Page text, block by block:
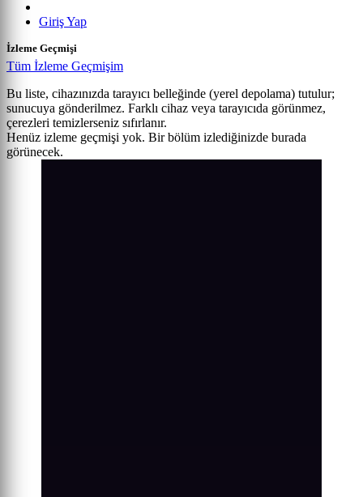
Giriş Yap
İzleme Geçmişi
Tüm İzleme Geçmişim
Bu liste, cihazınızda tarayıcı belleğinde (yerel depolama) tutulur;
sunucuya gönderilmez. Farklı cihaz veya tarayıcıda görünmez,
çerezleri temizlerseniz sıfırlanır.
Henüz izleme geçmişi yok. Bir bölüm izlediğinizde burada
görünecek.